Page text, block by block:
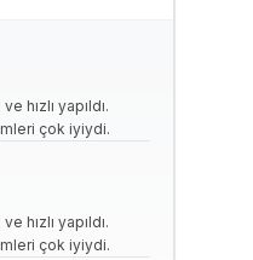
hızlı yapıldı.
çok iyiydi.
hızlı yapıldı.
çok iyiydi.